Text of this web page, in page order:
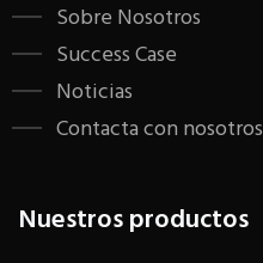
Sobre Nosotros
Success Case
Noticias
Contacta con nosotros
Nuestros productos